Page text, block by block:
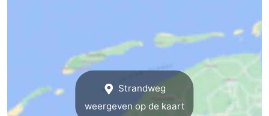
Strandweg
weergeven op de kaart